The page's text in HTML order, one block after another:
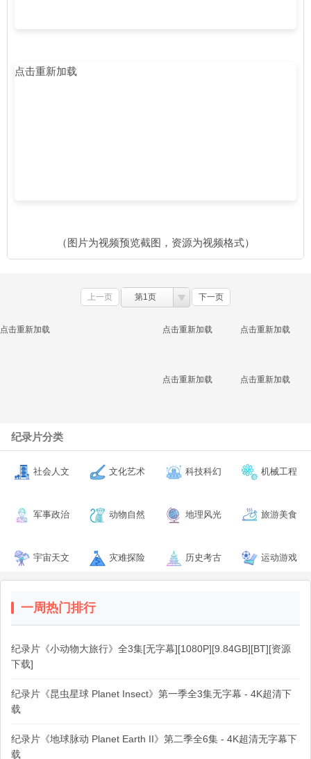
点击重新加载
（图片为视频预览截图，资源为视频格式）
上一页 第1页 下一页
点击重新加载 点击重新加载 点击重新加载
点击重新加载 点击重新加载
纪录片分类
社会人文 文化艺术 科技科幻 机械工程
军事政治 动物自然 地理风光 旅游美食
宇宙天文 灾难探险 历史考古 运动游戏
一周热门排行
纪录片《小动物大旅行》全3集[无字幕][1080P][9.84GB][BT][资源
下载]
纪录片《昆虫星球 Planet Insect》第一季全3集无字幕 - 4K超清下
载
纪录片《地球脉动 Planet Earth II》第二季全6集 - 4K超清无字幕下
载